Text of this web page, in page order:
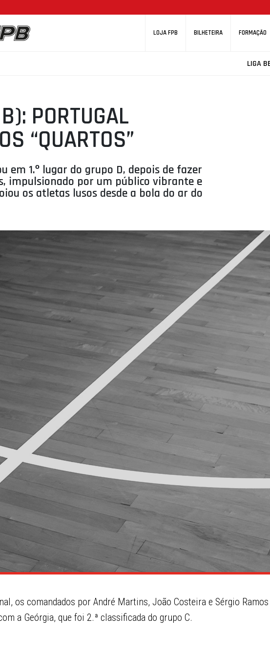
LOJA FPB BILHETEIRA FORMAÇÃO
LIGA
PORTUGAL
“QUARTOS”
1.º lugar do grupo D, depois de fazer
impulsionado por um público vibrante e
os atletas lusos desde a bola do ar do
os comandados por André Martins, João Costeira e Sérgio Ramos
a Geórgia, que foi 2.ª classificada do grupo C.